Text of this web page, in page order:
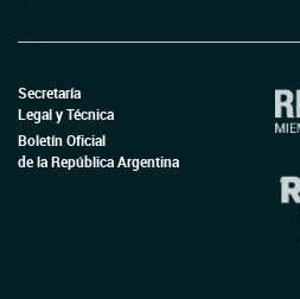
Secretaría
Legal y Técnica
Boletín Oficial
de la República Argentina